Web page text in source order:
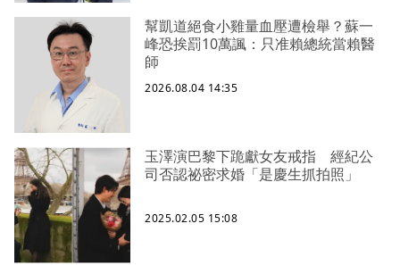
幫凱道絕食小雞量血壓遭檢舉？蘇一
峰恐挨罰10萬諷：只准賴總統當賴醫
師
2026.08.04 14:35
玉澤演巴黎下跪獻女友戒指 經紀公
司否認祕密求婚「是慶生抓拍照」
2025.02.05 15:08